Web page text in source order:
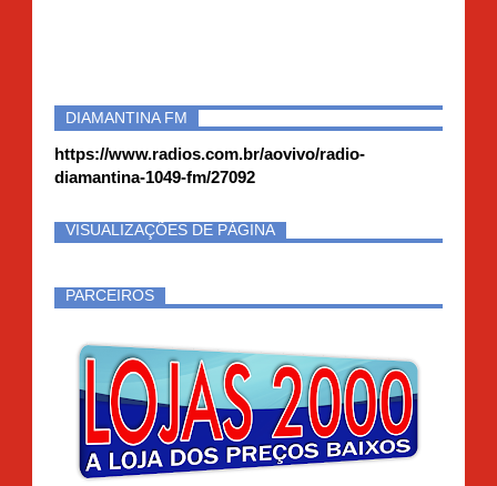
DIAMANTINA FM
https://www.radios.com.br/aovivo/radio-
diamantina-1049-fm/27092
VISUALIZAÇÕES DE PÁGINA
PARCEIROS